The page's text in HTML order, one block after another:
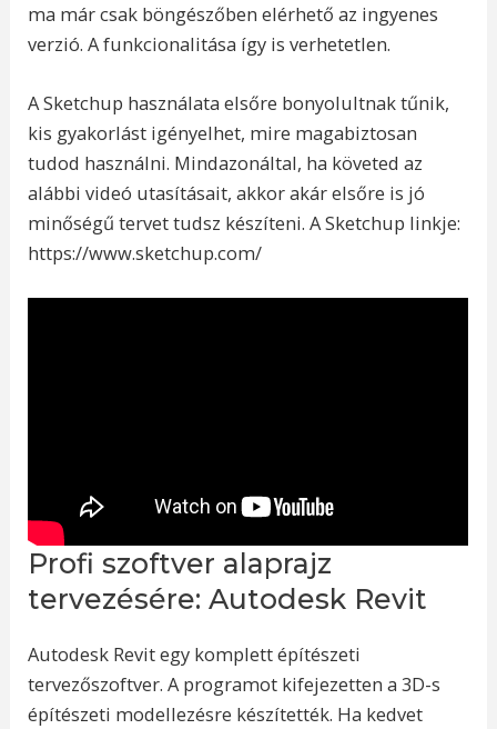
ma már csak böngészőben elérhető az ingyenes
verzió. A funkcionalitása így is verhetetlen.
A Sketchup használata elsőre bonyolultnak tűnik,
kis gyakorlást igényelhet, mire magabiztosan
tudod használni. Mindazonáltal, ha követed az
alábbi videó utasításait, akkor akár elsőre is jó
minőségű tervet tudsz készíteni. A Sketchup linkje:
https://www.sketchup.com/
Profi szoftver alaprajz
tervezésére: Autodesk Revit
Autodesk Revit egy komplett építészeti
tervezőszoftver. A programot kifejezetten a 3D-s
építészeti modellezésre készítették. Ha kedvet